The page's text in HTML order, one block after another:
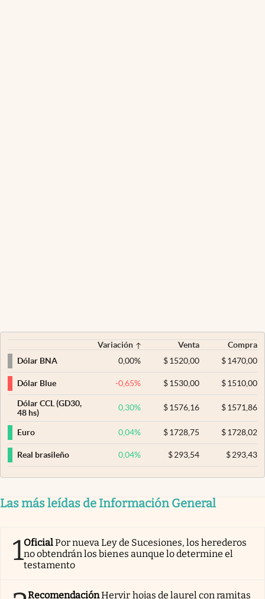
Variación Venta
Compra
Dólar BNA
0,00% $ 1520,00 $1470,00
Dólar Blue -0,65% $ 1530,00 $1510,00
Dólar CCL (GD30,
48 hs)
0,30% $ 1576,16 $1571,86
Euro 0,04% $ 1728,75 $1728,02
Real brasileño 0,04% $ 293,54 $293,43
Las más leídas de Información General
1OficialPor nueva Ley de Sucesiones, los herederos
no obtendrán los bienes aunque lo determine el
testamento
RecomendaciónHervir hojas de laurel con ramitas